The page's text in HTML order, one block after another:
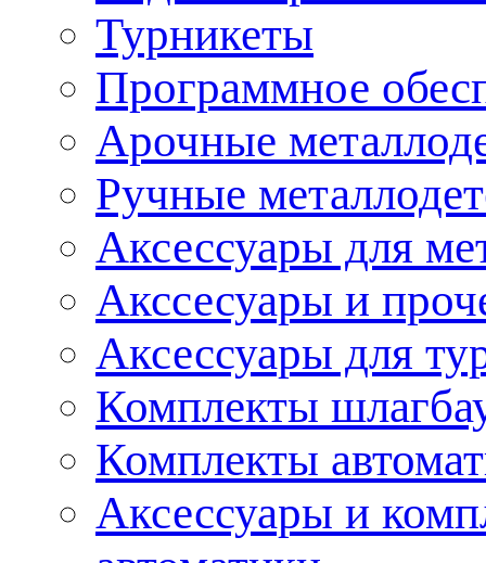
Турникеты
Программное
Арочные
Ручные
Аксессуары для
Акссесуары и
Аксессуары для
Комплекты
Комплекты
Аксессуары и